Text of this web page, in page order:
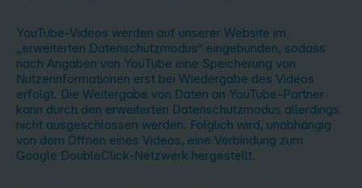
YouTube-Videos werden auf unserer Website im
„erweiterten Datenschutzmodus“ eingebunden, sodass
nach Angaben von YouTube eine Speicherung von
Nutzerinformationen erst bei Wiedergabe des Videos
erfolgt. Die Weitergabe von Daten an YouTube-Partner
kann durch den erweiterten Datenschutzmodus allerdings
nicht ausgeschlossen werden. Folglich wird, unabhängig
von dem Öffnen eines Videos, eine Verbindung zum
Google DoubleClick-Netzwerk hergestellt.